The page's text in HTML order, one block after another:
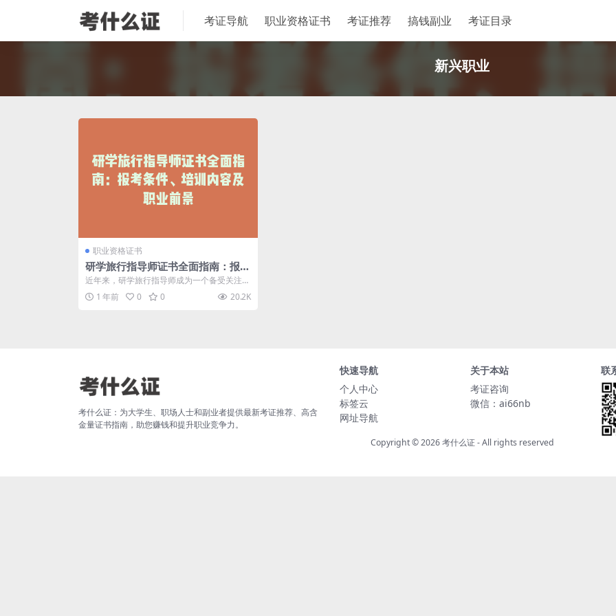
考证导航 职业资格证书 考证推荐 搞钱副业 考证目录
新兴职业
职业资格证书
研学旅行指导师证书全面指南：报考
条件、培训内容及职业前景
近年来，研学旅行指导师成为一个备受关注的
新职业。随着文化、旅游、教育融合发展的
趋...1 年前 0 0 20.2K
考什么证：为大学生、职场人士和副业者提供最新考证推荐、高含
金量证书指南，助您赚钱和提升职业竞争力。
快速导航
个人中心
标签云
网址导航
关于本站
考证咨询
微信：ai66nb
联
Copyright © 2026考什么证- All rights reserved